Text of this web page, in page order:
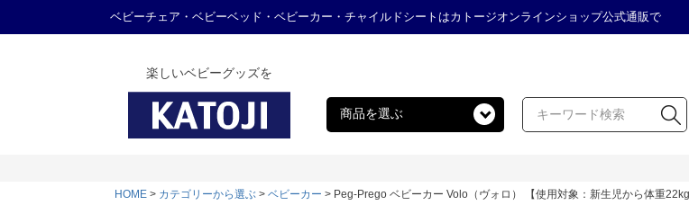
ベビーチェア・ベビーベッド・ベビーカー・チャイルドシートはカトージオンラインショップ公式通販で
楽しいベビーグッズを
商品を選ぶ
HOME カテゴリーから選ぶ ベビーカー Peg-Prego ベビーカー Volo（ヴォロ） 【使用対象：新生児から体重22kg